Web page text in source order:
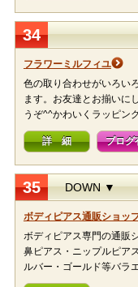
34
フラワーミルフィユ
色の取り合わせがいろい
ます。お友達とお揃いに
うぞ^^かわいくラッピン
詳 細 ブログ
35 DOWN ▼
ボディピアス通販ショッ
ボディピアス専門の通販
鼻ピアス・ニップルピア
ルバー・ゴールド等バラ